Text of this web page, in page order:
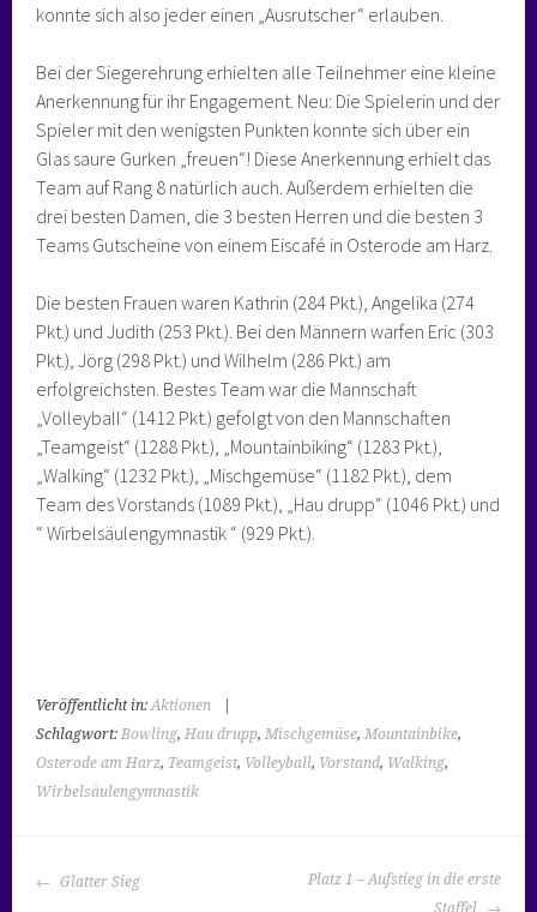
konnte sich also jeder einen „Ausrutscher“ erlauben.
Bei der Siegerehrung erhielten alle Teilnehmer eine kleine
Anerkennung für ihr Engagement. Neu: Die Spielerin und der
Spieler mit den wenigsten Punkten konnte sich über ein
Glas saure Gurken „freuen“! Diese Anerkennung erhielt das
Team auf Rang 8 natürlich auch. Außerdem erhielten die
drei besten Damen, die 3 besten Herren und die besten 3
Teams Gutscheine von einem Eiscafé in Osterode am Harz.
Die besten Frauen waren Kathrin (284 Pkt.), Angelika (274
Pkt.) und Judith (253 Pkt.). Bei den Männern warfen Eric (303
Pkt.), Jörg (298 Pkt.) und Wilhelm (286 Pkt.) am
erfolgreichsten. Bestes Team war die Mannschaft
„Volleyball“ (1412 Pkt.) gefolgt von den Mannschaften
„Teamgeist“ (1288 Pkt.), „Mountainbiking“ (1283 Pkt.),
„Walking“ (1232 Pkt.), „Mischgemüse“ (1182 Pkt.), dem
Team des Vorstands (1089 Pkt.), „Hau drupp“ (1046 Pkt.) und
“ Wirbelsäulengymnastik “ (929 Pkt.).
Veröffentlicht in:Aktionen
Schlagwort:Bowling,Hau drupp,Mischgemüse,Mountainbike,
Osterode am Harz, Teamgeist, Volleyball, Vorstand, Walking,
Wirbelsäulengymnastik
BEITRAGS-
Glatter Sieg
Platz 1 – Aufstieg in die erste